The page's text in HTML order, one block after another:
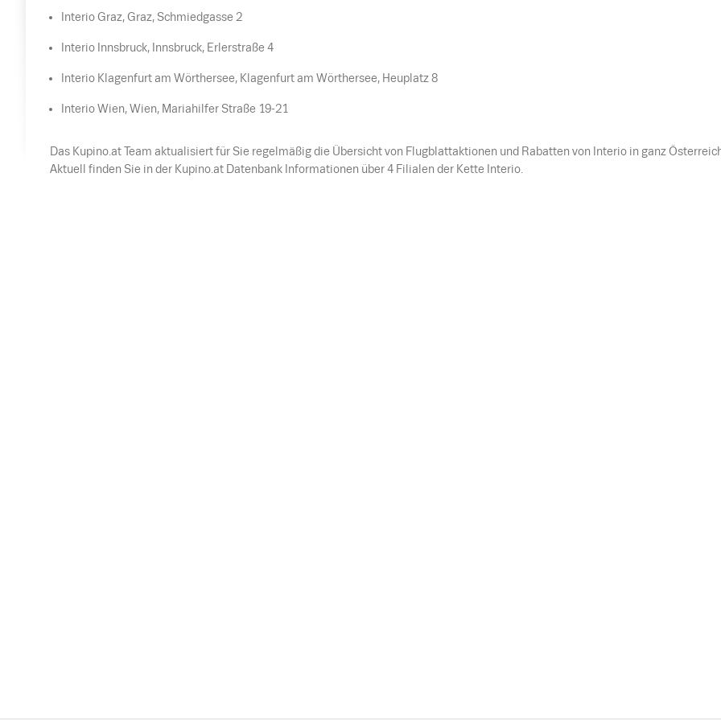
Interio Graz, Graz, Schmiedgasse 2
Interio Innsbruck, Innsbruck, Erlerstraße 4
Interio Klagenfurt am Wörthersee, Klagenfurt am Wörthersee, Heuplatz 8
Interio Wien, Wien, Mariahilfer Straße 19-21
Das Kupino.at Team aktualisiert für Sie regelmäßig die Übersicht von Flugblattaktionen und Rabatten von Interio in ganz
Aktuell finden Sie in der Kupino.at Datenbank Informationen über 4 Filialen der Kette Interio.